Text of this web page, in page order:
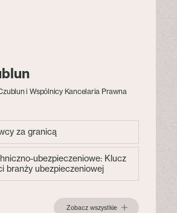
i Wspólnicy Kancelaria Prawna
za granicą
ubezpieczeniowe: Klucz
branży ubezpieczeniowej
Zobacz wszystkie